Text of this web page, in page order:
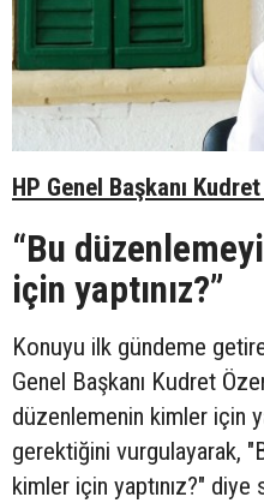
HP Genel Başkanı
“Bu
için yaptınız?”
Konuyu ilk gündeme
Genel Başkanı Kudret
düzenlemenin kimler için
gerektiğini vurgulayarak,
kimler için yaptınız?" diye